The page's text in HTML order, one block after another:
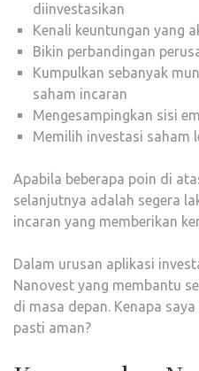
diinvestasikan
Kenali keuntungan yang
Bikin perbandingan
Kumpulkan sebanyak
saham incaran
Mengesampingkan sisi
Memilih investasi saham
Apabila beberapa poin di
selanjutnya adalah segera
incaran yang memberikan
Dalam urusan aplikasi
Nanovest yang membantu
di masa depan. Kenapa
pasti aman?